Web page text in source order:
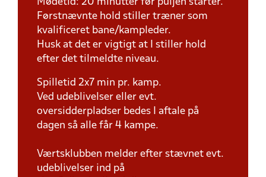
Mødetid: 20 minutter før puljen starter.
Førstnævnte hold stiller træner som
kvalificeret bane/kampleder.
Husk at det er vigtigt at I stiller hold
efter det tilmeldte niveau.
Spilletid 2x7 min pr. kamp.
Ved udeblivelser eller evt.
oversidderpladser bedes I aftale på
dagen så alle får 4 kampe.
Værtsklubben melder efter stævnet evt.
udeblivelser ind på